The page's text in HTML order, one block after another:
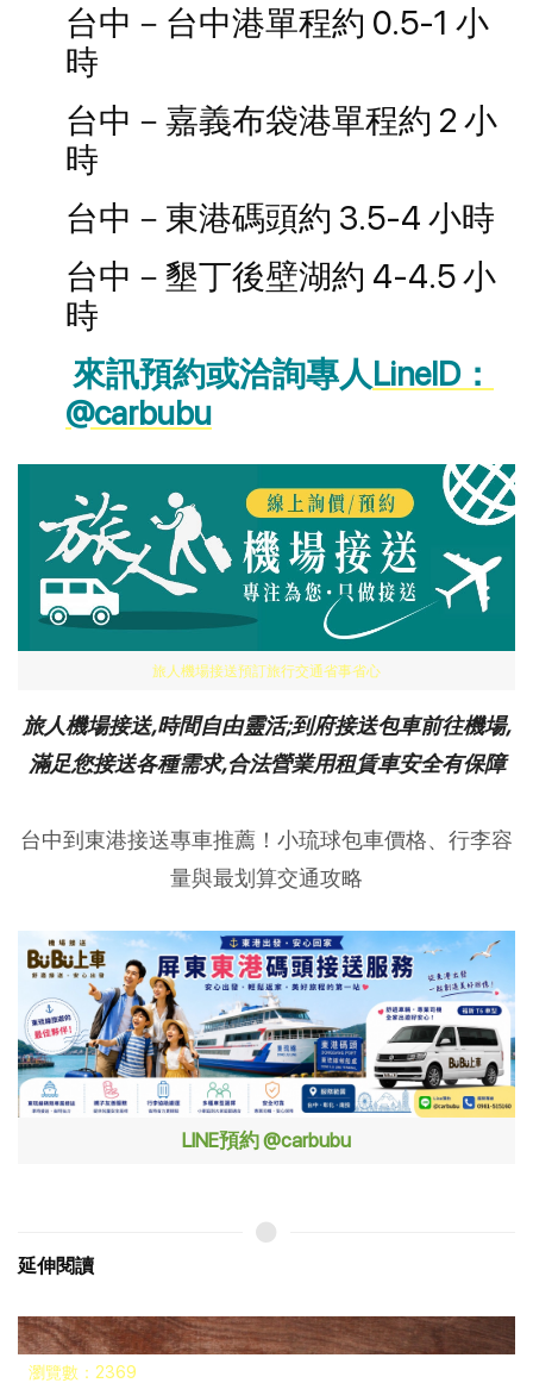
台中－台中港單程約 0.5-1 小
時
台中－嘉義布袋港單程約 2 小
時
台中－東港碼頭約 3.5-4 小時
台中－墾丁後壁湖約 4-4.5 小
時
來訊預約或洽詢專人LineID：
@carbubu
旅人機場接送預訂旅行交通省事省心
旅人機場接送,時間自由靈活;到府接送包車前往機場,
滿足您接送各種需求,合法營業用租賃車安全有保障
台中到東港接送專車推薦！小琉球包車價格、行李容
量與最划算交通攻略
LINE預約 @carbubu
延伸閱讀
瀏覽數：2369